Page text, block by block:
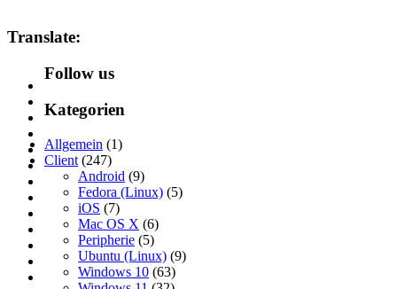
Translate:
Follow us
Kategorien
Allgemein (1)
Client (247)
Android (9)
Fedora (Linux) (5)
iOS (7)
Mac OS X (6)
Peripherie (5)
Ubuntu (Linux) (9)
Windows 10 (63)